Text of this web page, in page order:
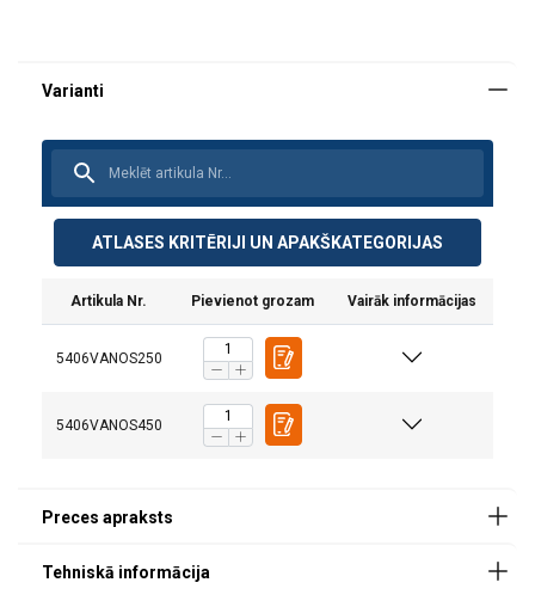
ATLASES KRITĒRIJI UN APAKŠKATEGORIJAS
Artikula Nr. Pievienot grozam Vairāk informācijas
5406VANOS250
5406VANOS450
Marķējums:
Spare part (product